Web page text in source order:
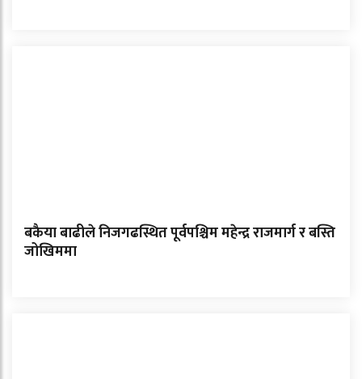
बकैया बाढीले निजगढस्थित पूर्वपश्चिम महेन्द्र राजमार्ग र बस्ति
जोखिममा